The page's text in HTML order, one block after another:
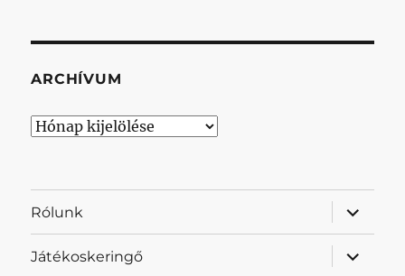
ARCHÍVUM
Archívum
Rólunk
almenü
Játékoskeringő
almenü